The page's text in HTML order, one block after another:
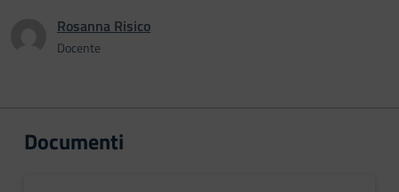
Rosanna Risico
Docente
Documenti